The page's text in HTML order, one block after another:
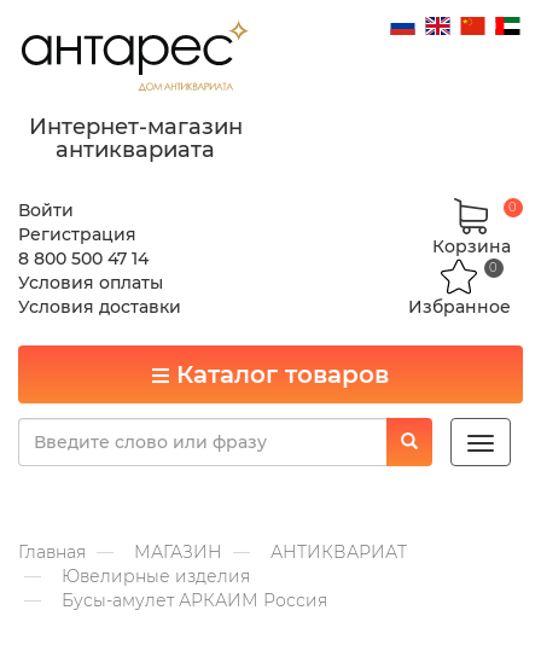
Интернет-магазин
антиквариата
Войти
Регистрация
8 800 500 47 14
Условия оплаты
Условия доставки
Корзина
0
Избранное
0
Каталог товаров
Toggle
Главная МАГАЗИН
АНТИКВАРИАТ
Ювелирные изделия
Бусы-амулет АРКАИМ Россия